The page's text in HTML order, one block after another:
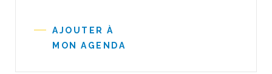
AJOUTER À
MON AGENDA